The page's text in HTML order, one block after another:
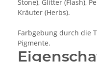
Stone), Glitter (Flash),
Kräuter (Herbs).
Farbgebung durch die
Pigmente.